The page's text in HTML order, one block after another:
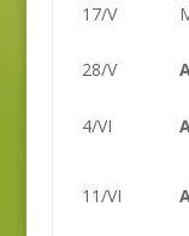
17/V
28/V
4/VI
11/VI